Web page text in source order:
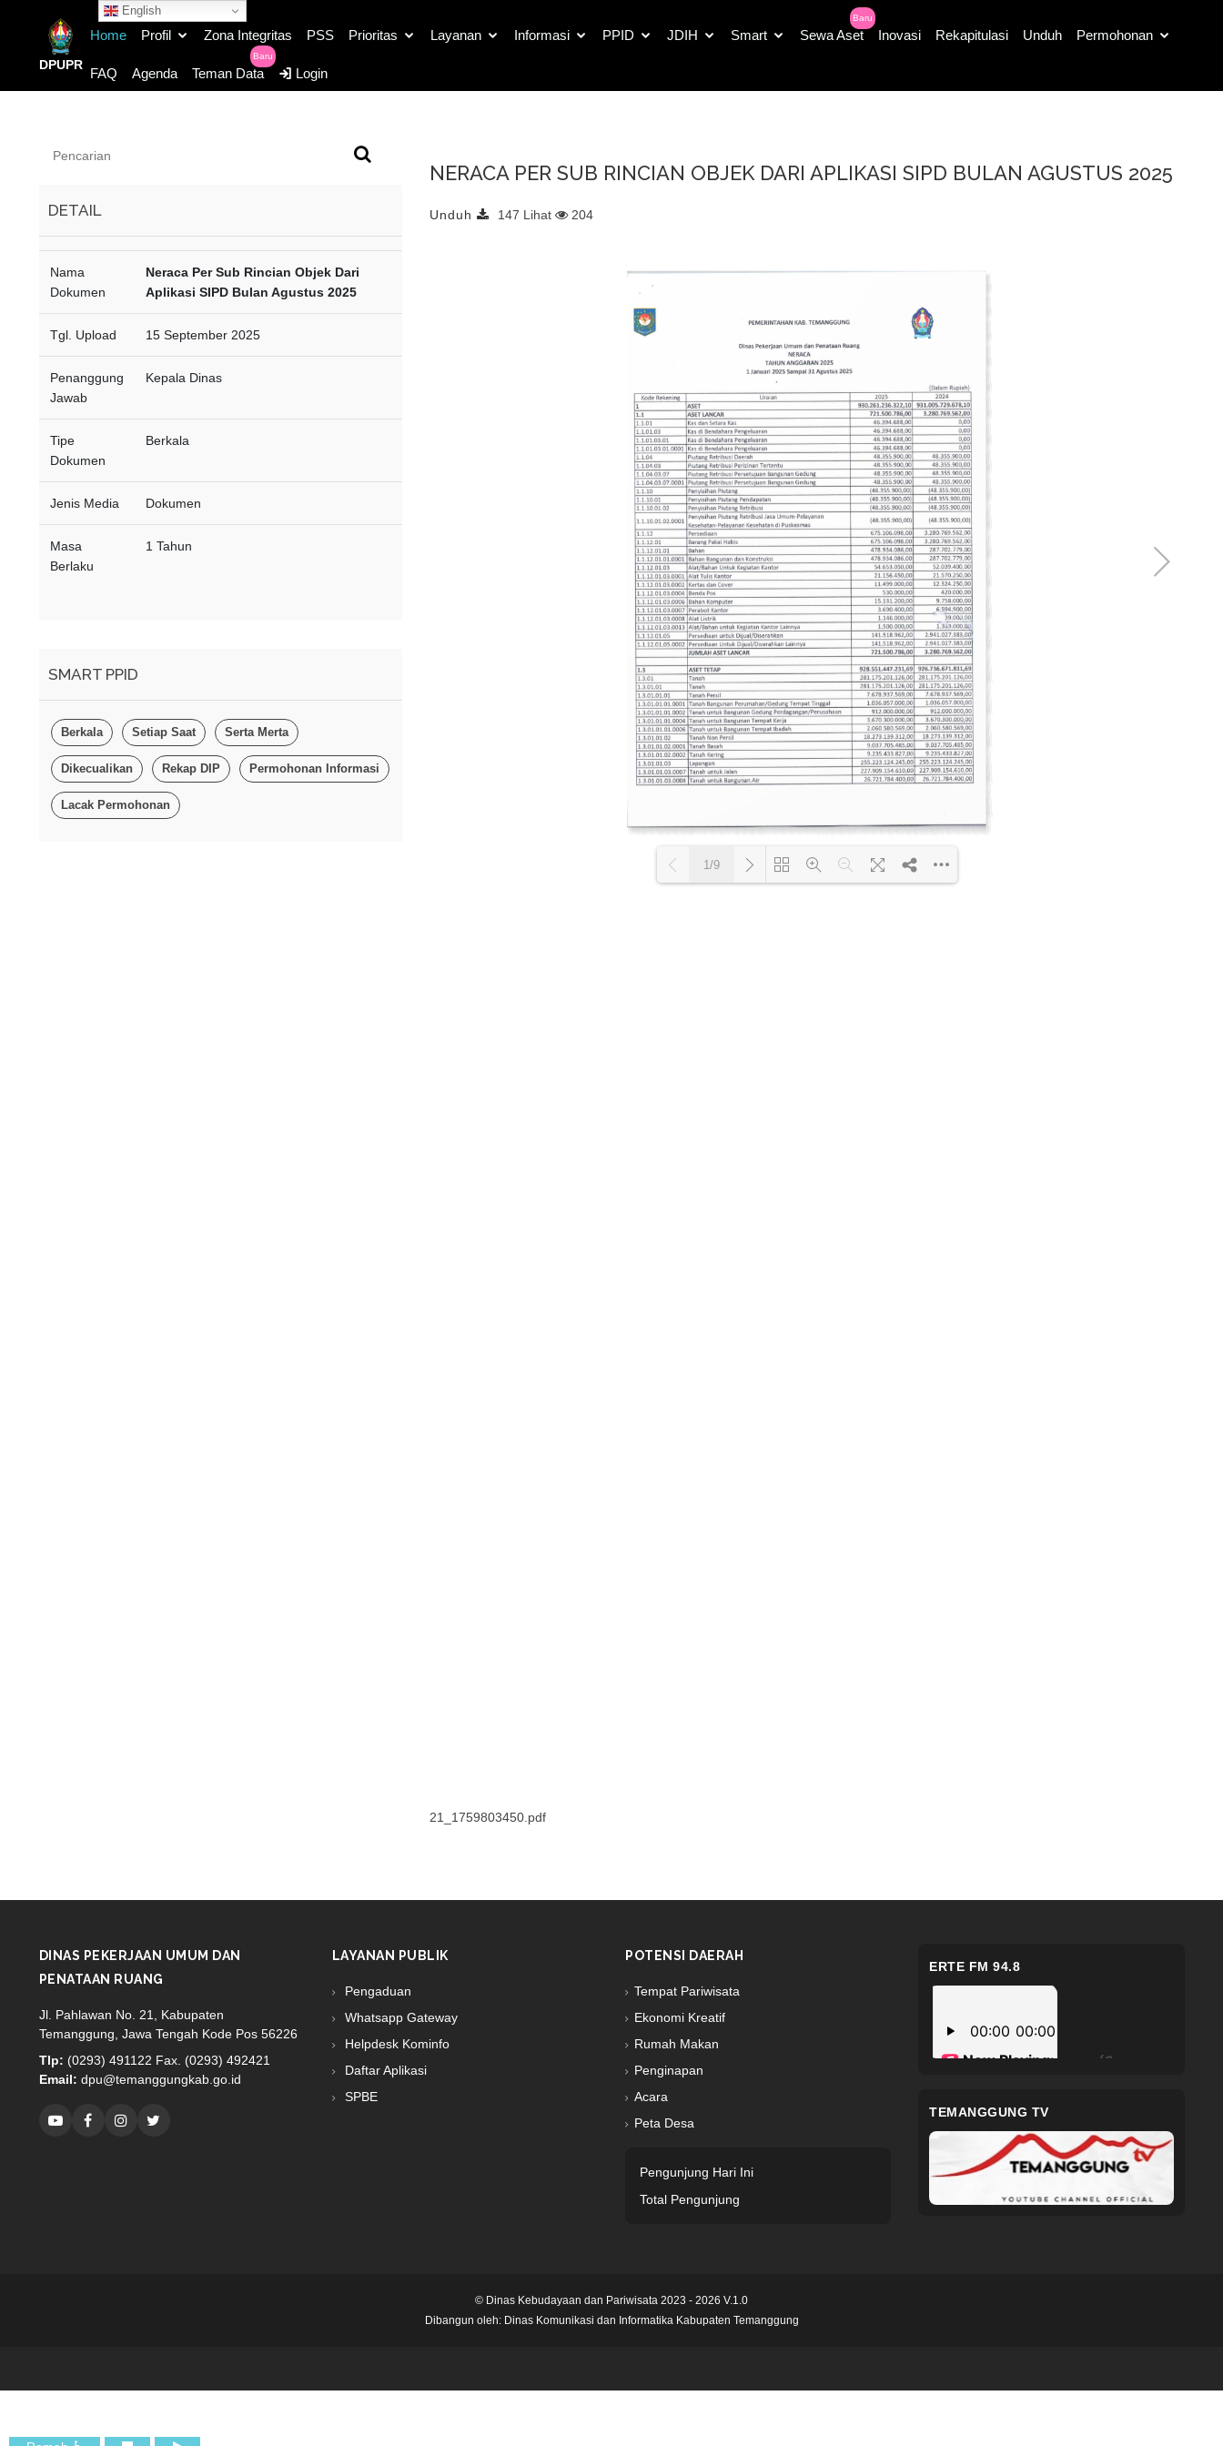
English
DPUPR
Home Profil Zona Integritas PSS Prioritas Layanan Informasi PPID JDIH Smart Sewa Aset
Baru
Inovasi Rekapitulasi Unduh Permohonan
FAQ Agenda Teman Data
Baru
Login
DETAIL
Nama
Dokumen
Neraca Per Sub Rincian Objek Dari
Aplikasi SIPD Bulan Agustus 2025
Tgl. Upload 15 September 2025
Penanggung
Jawab
Kepala Dinas
Tipe
Dokumen
Berkala
Jenis Media Dokumen
Masa
Berlaku
1 Tahun
SMART PPID
Berkala Setiap Saat Serta Merta
Dikecualikan Rekap DIP Permohonan Informasi
Lacak Permohonan
NERACA PER SUB RINCIAN OBJEK DARI APLIKASI SIPD BULAN AGUSTUS 2025
Unduh 147 Lihat 204
1/9
21_1759803450.pdf
DINAS PEKERJAAN UMUM DAN
PENATAAN RUANG
Jl. Pahlawan No. 21, Kabupaten
Temanggung, Jawa Tengah Kode Pos 56226
Tlp: (0293) 491122 Fax. (0293) 492421
Email: dpu@temanggungkab.go.id
LAYANAN PUBLIK
Pengaduan
Whatsapp Gateway
Helpdesk Kominfo
Daftar Aplikasi
SPBE
POTENSI DAERAH
Tempat Pariwisata
Ekonomi Kreatif
Rumah Makan
Penginapan
Acara
Peta Desa
Pengunjung Hari Ini
Total Pengunjung
ERTE FM 94.8
TEMANGGUNG TV
© Dinas Kebudayaan dan Pariwisata 2023 - 2026 V.1.0
Dibangun oleh: Dinas Komunikasi dan Informatika Kabupaten Temanggung